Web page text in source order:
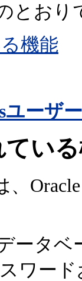
とおり
機能
ユーザ
い
ータ
ワー